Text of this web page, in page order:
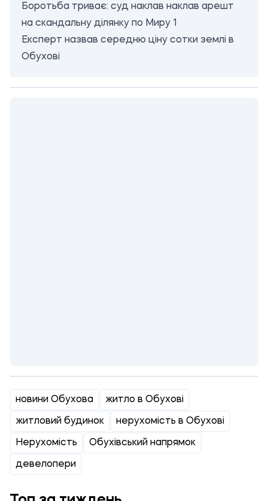
Боротьба триває: суд наклав наклав арешт
на скандальну ділянку по Миру 1
Експерт назвав середню ціну сотки землі в
Обухові
новини Обухова житло в Обухові
житловий будинок нерухомість в Обухові
Нерухомість Обухівський напрямок
девелопери